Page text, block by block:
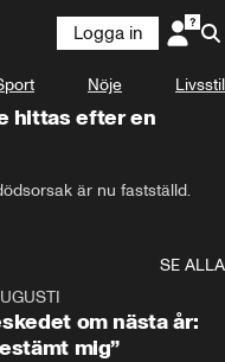
Logga in
Nöje Livsstil
hittas efter en
är nu fastställd.
nu slår polisen fast att det
SE ALLA
om nästa år:
mig”